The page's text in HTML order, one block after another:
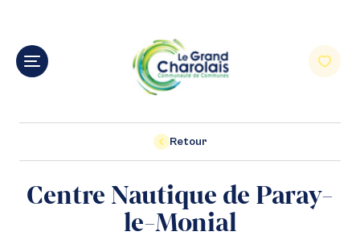
Retour
Centre Nautique de Paray-
le-Monial